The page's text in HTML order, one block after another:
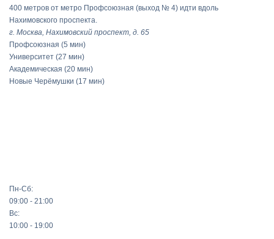
400 метров от метро Профсоюзная (выход № 4) идти вдоль
Нахимовского проспекта.
г. Москва, Нахимовский проспект, д. 65
Профсоюзная (5 мин)
Университет (27 мин)
Академическая (20 мин)
Новые Черёмушки (17 мин)
Пн-Сб:
09:00 - 21:00
Вс:
10:00 - 19:00